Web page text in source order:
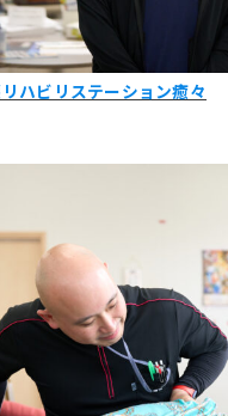
ハビリステーション癒々